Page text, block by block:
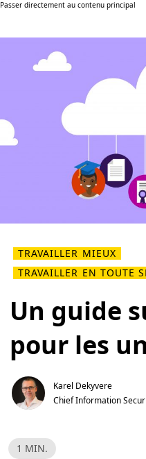
Passer directement au contenu principal
TRAVAILLER MIEUX
TRAVAILLER EN TOUTE
Un guide
pour les
Karel Dekyvere
Chief Information
T
e
1 MIN.